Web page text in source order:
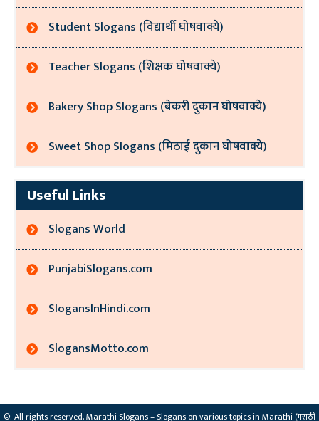
Student Slogans (विद्यार्थी घोषवाक्ये)
Teacher Slogans (शिक्षक घोषवाक्ये)
Bakery Shop Slogans (बेकरी दुकान घोषवाक्ये)
Sweet Shop Slogans (मिठाई दुकान घोषवाक्ये)
Useful Links
Slogans World
PunjabiSlogans.com
SlogansInHindi.com
SlogansMotto.com
©: All rights reserved.Marathi Slogans – Slogans on various topics in Marathi (मराठी